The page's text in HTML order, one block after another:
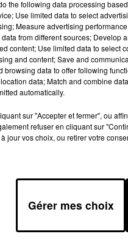
2025 À 08H38
the following data processing
Use limited data to select
Measure advertising
from different sources;
content; Use limited data to select
and content; Save and
browsing data to offer following
data; Match and combine
automatically.
sur "Accepter et fermer", ou
refuser en cliquant sur
jour vos choix, ou retirer votre
Gérer mes choix